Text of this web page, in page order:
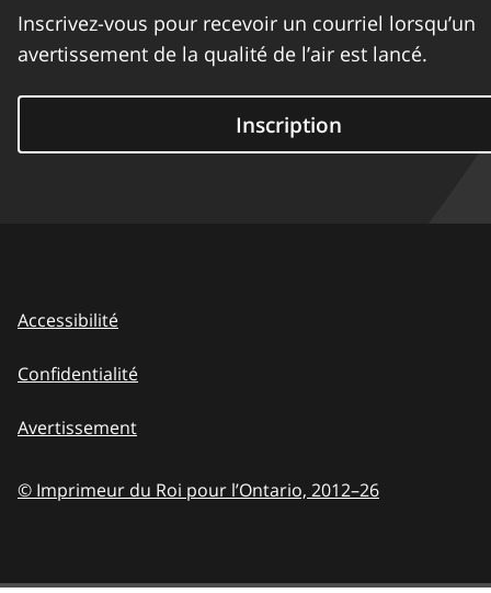
Inscrivez-vous pour recevoir un courriel lorsqu’un
avertissement de la qualité de l’air est lancé.
Inscription
Accessibilité
Confidentialité
Avertissement
© Imprimeur du Roi pour l’Ontario, 2012–26